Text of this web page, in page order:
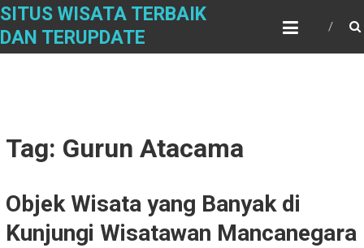
Skip
content
SITUS WISATA TERBAIK
DAN TERUPDATE
Tag: Gurun Atacama
Objek Wisata yang Banyak di
Kunjungi Wisatawan Mancanegara